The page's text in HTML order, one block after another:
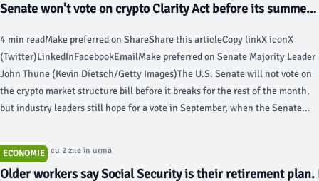
Senate won't vote on crypto Clarity Act before its summer
4 min readMake preferred on ShareShare this articleCopy linkX iconX
(Twitter)LinkedInFacebookEmailMake preferred on Senate Majority Leader
John Thune (Kevin Dietsch/Getty Images)The U.S. Senate will not vote on
the crypto market structure bill before it breaks for the rest of the month,
but industry leaders still hope for a vote in September, when the Senate
ECONOMIE
Articol postat cu 2 zile în urmă
Older workers say Social Security is their retirement plan.